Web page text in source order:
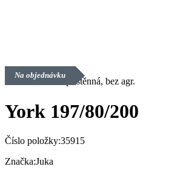
Na objednávku
Chladicí vitrína přístěnná, bez agr.
York 197/80/200
Číslo položky:35915
Značka:Juka